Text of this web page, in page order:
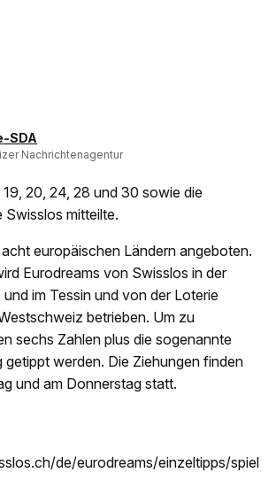
SDA
Nachrichtenagentur
20, 24, 28 und 30 sowie die
Swisslos mitteilte.
europäischen Ländern angeboten.
Eurodreams von Swisslos in der
im Tessin und von der Loterie
betrieben. Um zu
sechs Zahlen plus die sogenannte
getippt werden. Die Ziehungen finden
und am Donnerstag statt.
de/eurodreams/einzeltipps/spiel